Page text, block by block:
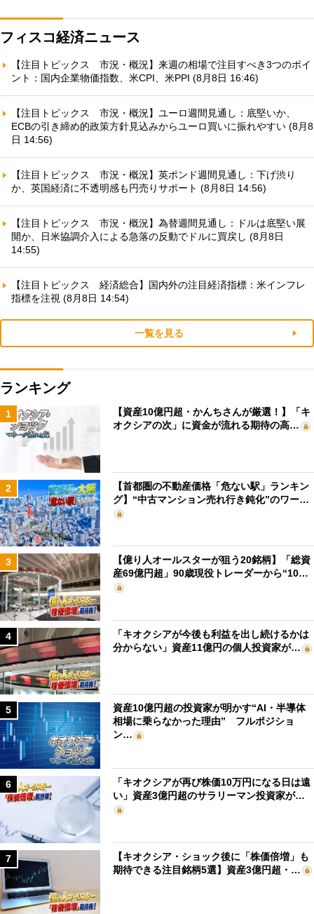
フィスコ経済ニュース
【注目トピックス 市況・概況】来週の相場で注目すべき3つのポイ
ント：国内企業物価指数、米CPI、米PPI (8月8日 16:46)
【注目トピックス 市況・概況】ユーロ週間見通し：底堅いか、
ECBの引き締め的政策方針見込みからユーロ買いに振れやすい (8月8
日 14:56)
【注目トピックス 市況・概況】英ポンド週間見通し：下げ渋り
か、英国経済に不透明感も円売りサポート (8月8日 14:56)
【注目トピックス 市況・概況】為替週間見通し：ドルは底堅い展
開か、日米協調介入による急落の反動でドルに買戻し (8月8日
14:55)
【注目トピックス 経済総合】国内外の注目経済指標：米インフレ
指標を注視 (8月8日 14:54)
一覧を見る
ランキング
1
【資産10億円超・かんちさんが厳選！】「キ
オクシアの次」に資金が流れる期待の高…
2
【首都圏の不動産価格「危ない駅」ランキン
グ】“中古マンション売れ行き鈍化”のワー…
3
【億り人オールスターが狙う20銘柄】「総資
産69億円超」90歳現役トレーダーから“10…
4
「キオクシアが今後も利益を出し続けるかは
分からない」資産11億円の個人投資家が…
5
資産10億円超の投資家が明かす“AI・半導体
相場に乗らなかった理由” フルポジショ
ン…
6
「キオクシアが再び株価10万円になる日は遠
い」資産3億円超のサラリーマン投資家が…
7
【キオクシア・ショック後に「株価倍増」も
期待できる注目銘柄5選】資産3億円超・…